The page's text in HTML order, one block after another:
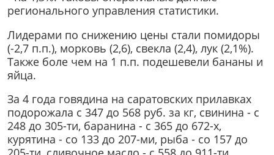
регионального управления статистики.
Лидерами по снижению цены стали помидоры
(-2,7 п.п.), морковь (2,6), свекла (2,4), лук (2,1%).
Также боле чем на 1 п.п. подешевели бананы и
яйца.
За 4 года говядина на саратовских прилавках
подорожала с 347 до 568 руб. за кг, свинина - с
248 до 305-ти, баранина - с 365 до 672-х,
курятина - со 133 до 207-ми, рыба - со 157 до